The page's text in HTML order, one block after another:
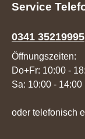
Service
0341 35219995
Öffnungszeiten:
Do+Fr: 10:00 -
Sa: 10:00 - 14:00
oder telefonisch